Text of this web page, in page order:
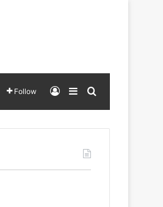
Follow Log InSidebarSearch for